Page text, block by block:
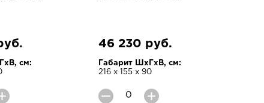
см:
46 230 руб.
Габарит ШхГхВ, см:
216 х 155 х 90